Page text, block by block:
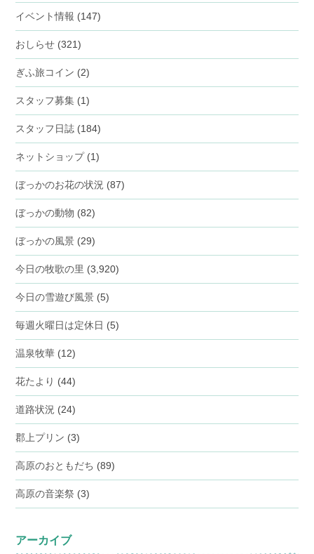
イベント情報 (147)
おしらせ (321)
ぎふ旅コイン (2)
スタッフ募集 (1)
スタッフ日誌 (184)
ネットショップ (1)
ぼっかのお花の状況 (87)
ぼっかの動物 (82)
ぼっかの風景 (29)
今日の牧歌の里 (3,920)
今日の雪遊び風景 (5)
毎週火曜日は定休日 (5)
温泉牧華 (12)
花たより (44)
道路状況 (24)
郡上プリン (3)
高原のおともだち (89)
高原の音楽祭 (3)
アーカイブ